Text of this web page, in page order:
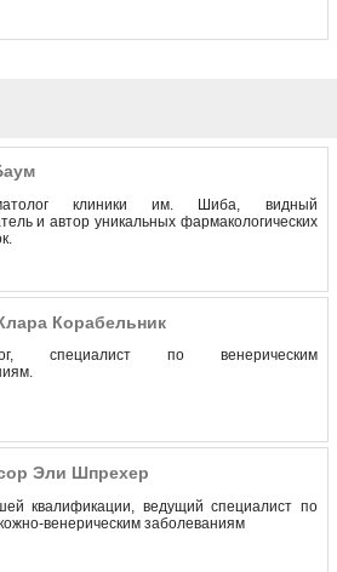
клиники им. Шиба, видный
и автор уникальных фармакологических
Корабельник
специалист по венерическим
Эли Шпрехер
квалификации, ведущий специалист по
венерическим заболеваниям